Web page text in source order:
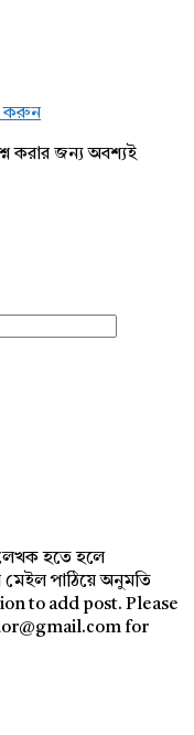
করুন
করার জন্য অবশ্যই
হতে হলে
পাঠিয়ে অনুমতি
to add post. Please
for